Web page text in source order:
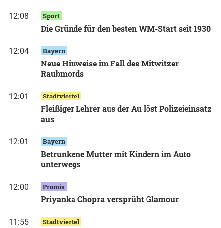
12:08 Sport
Die Gründe für den besten WM-Start seit 1930
12:04 Bayern
Neue Hinweise im Fall des Mitwitzer
Raubmords
12:01 Stadtviertel
Fleißiger Lehrer aus der Au löst Polizeieinsatz
aus
12:01 Bayern
Betrunkene Mutter mit Kindern im Auto
unterwegs
12:00 Promis
Priyanka Chopra versprüht Glamour
11:55 Stadtviertel